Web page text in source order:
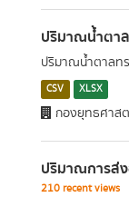
ปริมาณน้ำตา
ปริมาณน้ำตาลท
CSV XLSX
กองยุทธศาส
ปริมาณการส่
210 recent views